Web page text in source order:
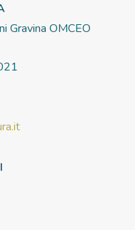
Gravina OMCEO